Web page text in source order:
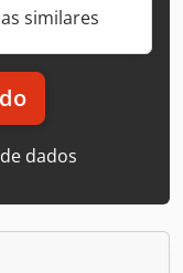
similares
dados